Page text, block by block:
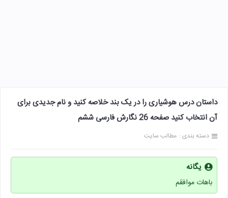
داستان درس هوشیاری را در یک بند خلاصه کنید و نام جدیدی برای
آن انتخاب کنید صفحه 26 نگارش فارسی ششم
دسته بندی : مطالب سایت
یگانه
باهات موافقم